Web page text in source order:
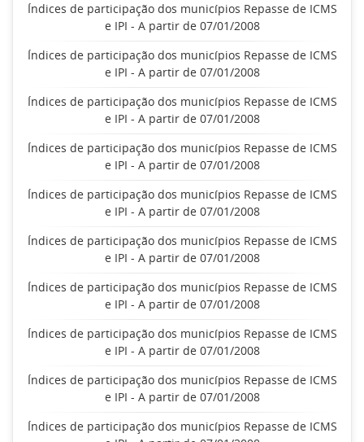
Índices de participação dos municípios Repasse de ICMS
e IPI - A partir de 07/01/2008
Índices de participação dos municípios Repasse de ICMS
e IPI - A partir de 07/01/2008
Índices de participação dos municípios Repasse de ICMS
e IPI - A partir de 07/01/2008
Índices de participação dos municípios Repasse de ICMS
e IPI - A partir de 07/01/2008
Índices de participação dos municípios Repasse de ICMS
e IPI - A partir de 07/01/2008
Índices de participação dos municípios Repasse de ICMS
e IPI - A partir de 07/01/2008
Índices de participação dos municípios Repasse de ICMS
e IPI - A partir de 07/01/2008
Índices de participação dos municípios Repasse de ICMS
e IPI - A partir de 07/01/2008
Índices de participação dos municípios Repasse de ICMS
e IPI - A partir de 07/01/2008
Índices de participação dos municípios Repasse de ICMS